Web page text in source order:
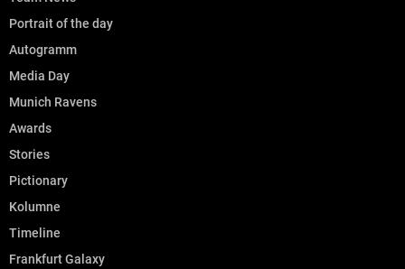
Portrait of the day
Autogramm
Media Day
Munich Ravens
Awards
Stories
Pictionary
Kolumne
Timeline
Frankfurt Galaxy